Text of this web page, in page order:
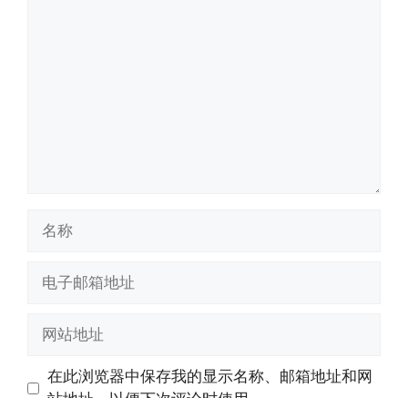
址
址
在此浏览器中保存我的显示名称、邮箱地址和网